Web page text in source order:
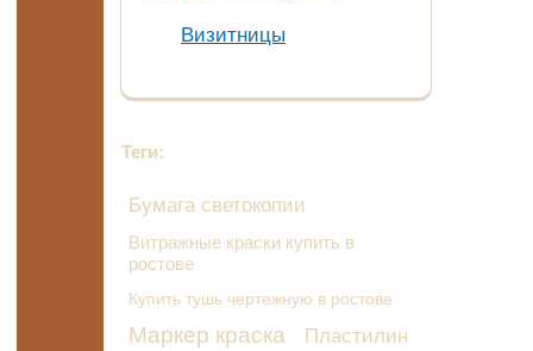
Визитницы
Теги:
Бумага светокопии
Витражные краски купить в
ростове
Купить тушь чертежную в ростове
Маркер краска Пластилин